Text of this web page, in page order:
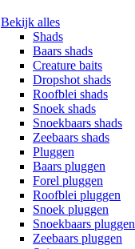
Bekijk alles
Shads
Baars shads
Creature baits
Dropshot shads
Roofblei shads
Snoek shads
Snoekbaars shads
Zeebaars shads
Pluggen
Baars pluggen
Forel pluggen
Roofblei pluggen
Snoek pluggen
Snoekbaars pluggen
Zeebaars pluggen